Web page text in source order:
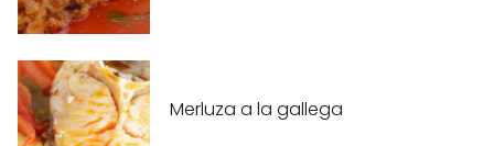
Merluza a la gallega